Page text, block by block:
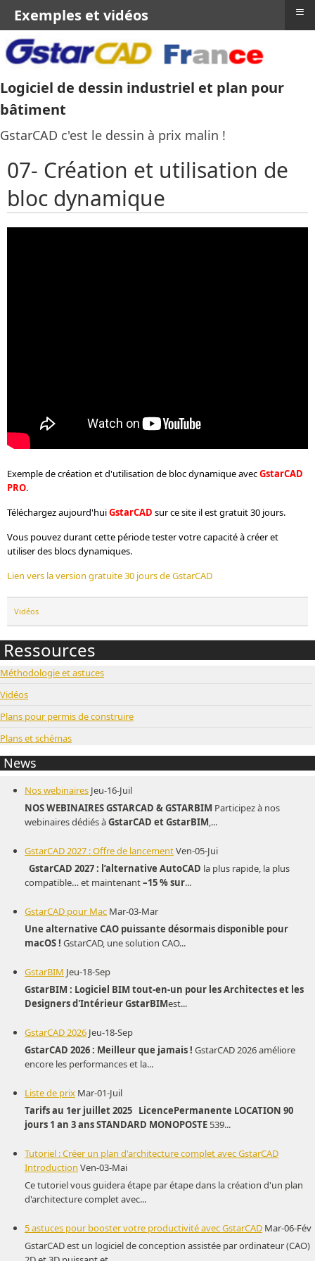
Logiciel de dessin industriel et plan pour
bâtiment
GstarCAD c'est le dessin à prix malin !
07- Création et utilisation de
bloc dynamique
Exemple de création et d'utilisation de bloc dynamique avecGstarCAD
PRO.
Téléchargez aujourd'huiGstarCAD sur ce site il est gratuit 30 jours.
Vous pouvez durant cette période tester votre capacité à créer et
utiliser des blocs dynamiques.
Lien vers la version gratuite 30 jours de GstarCAD
Vidéos
Ressources
Méthodologie et astuces
Vidéos
Plans pour permis de construire
Plans et schémas
News
Nos webinaires Jeu-16-Juil
NOS WEBINAIRES GSTARCAD & GSTARBIM Participez à nos
webinaires dédiés àGstarCAD et GstarBIM,...
GstarCAD 2027 : Offre de lancementVen-05-Jui
GstarCAD 2027 : l’alternative AutoCAD la plus rapide, la plus
compatible… et maintenant–15 % sur...
GstarCAD pour Mac Mar-03-Mar
Une alternative CAO puissante désormais disponible pour
macOS ! GstarCAD, une solution CAO...
GstarBIM Jeu-18-Sep
GstarBIM : Logiciel BIM tout-en-un pour les Architectes et les
Designers d'IntérieurGstarBIMest...
GstarCAD 2026 Jeu-18-Sep
GstarCAD 2026 : Meilleur que jamais ! GstarCAD 2026 améliore
encore les performances et la...
Liste de prix Mar-01-Juil
Tarifs au 1er juillet 2025 LicencePermanente LOCATION 90
jours 1 an 3 ansSTANDARD MONOPOSTE 539...
Tutoriel : Créer un plan d'architecture complet avec GstarCAD
Introduction Ven-03-Mai
Ce tutoriel vous guidera étape par étape dans la création d'un plan
d'architecture complet avec...
5 astuces pour booster votre productivité avec GstarCAD Mar-06-Fév
GstarCAD est un logiciel de conception assistée par ordinateur (CAO)
Exemples et vidéos ≡